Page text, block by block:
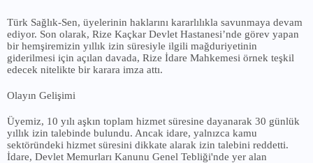
Türk Sağlık-Sen, üyelerinin haklarını kararlılıkla savunmaya devam
ediyor. Son olarak, Rize Kaçkar Devlet Hastanesi’nde görev yapan
bir hemşiremizin yıllık izin süresiyle ilgili mağduriyetinin
giderilmesi için açılan davada, Rize İdare Mahkemesi örnek teşkil
edecek nitelikte bir karara imza attı.
Olayın Gelişimi
Üyemiz, 10 yılı aşkın toplam hizmet süresine dayanarak 30 günlük
yıllık izin talebinde bulundu. Ancak idare, yalnızca kamu
sektöründeki hizmet süresini dikkate alarak izin talebini reddetti.
İdare, Devlet Memurları Kanunu Genel Tebliği'nde yer alan